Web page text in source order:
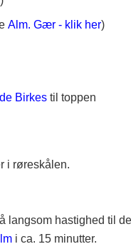
Alm. Gær - klik her)
Birkes til toppen
i røreskålen.
langsom hastighed til
i ca. 15 minutter.